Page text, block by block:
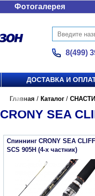
Фотогалерея
8(499)
ДОСТАВКА И
Главная / Каталог /
CRONY SEA
Спиннинг CRONY SEA CLIFF
SCS 905H (4-х частник)